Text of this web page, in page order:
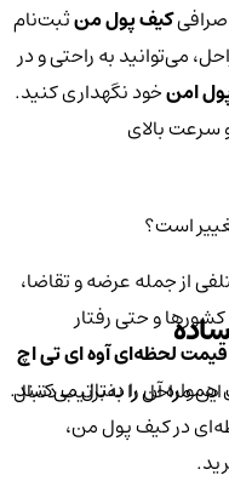
کیف پول منثبت‌نام
می‌توانید به راحتی و در
امنخود نگهداری کنید.
بالای
است؟
از جمله عرضه و تقاضا،
و حتی رفتار
لحظه‌ای آوه ای تی اچ
آن را دنبال می‌کنند.
در کیف پول من،
مراحل را به‌ترتیب دنبال